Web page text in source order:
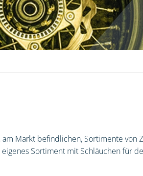
Markt befindlichen, Sortimente von
Sortiment mit Schläuchen für